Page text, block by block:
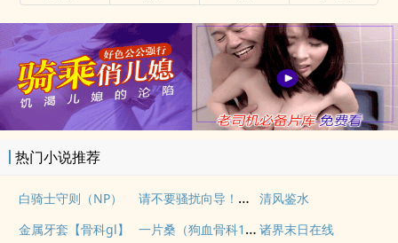
热门小说推荐
白骑士守则（NP） 请不要骚扰向导！（哨向NPH）
清风鉴水
金属牙套【骨科gl】
一片桑（狗血骨科1v1） 诸界末日在线